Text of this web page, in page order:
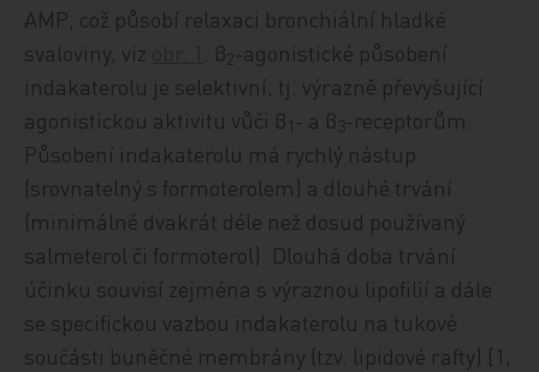
AMP, což působí relaxaci bronchiální hladké
svaloviny, viz
. β 2-agonistické působení
indakaterolu je selektivní, tj. výrazně převyšující
agonistickou aktivitu vůči β 1- a β 3-receptorům.
Působení indakaterolu má rychlý nástup
(srovnatelný s formoterolem) a dlouhé trvání
(minimálně dvakrát déle než dosud používaný
salmeterol či formoterol). Dlouhá doba trvání
účinku souvisí zejména s výraznou lipofilií a dále
se specifickou vazbou indakaterolu na tukové
součásti buněčné membrány (tzv. lipidové rafty) [1,